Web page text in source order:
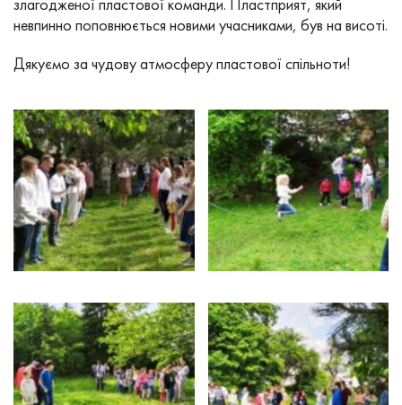
невпинно поповнюється новими учасниками, був на висоті.
Дякуємо за чудову атмосферу пластової спільноти!